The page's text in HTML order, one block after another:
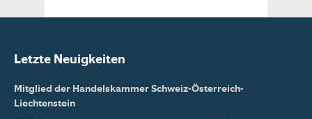
Letzte Neuigkeiten
Mitglied der Handelskammer Schweiz-Österreich-
Liechtenstein